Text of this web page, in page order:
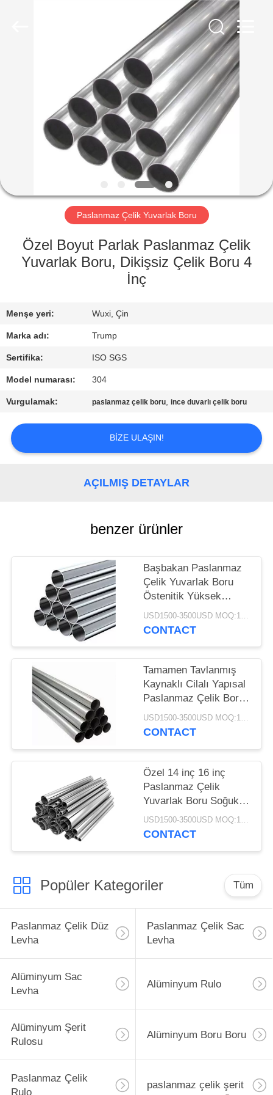
VIDEOLAR
HAKKIMIZDA
FABRIKA
TURU
BIZIMLE
İLETIŞIM
BIR
İSTE
POLICY
Paslanmaz Çelik Yuvarlak Boru
Özel Boyut Parlak Paslanmaz Çelik
Yuvarlak Boru, Dikişsiz Çelik Boru 4
İnç
Menşe yeri: Wuxi, Çin
Marka adı: Trump
Sertifika: ISO SGS
Model numarası: 304
Vurgulamak: paslanmaz çelik boru,ince duvarlı çelik boru
BIZE ULAŞIN!
AÇILMIŞ DETAYLAR
benzer ürünler
Başbakan Paslanmaz
Çelik Yuvarlak Boru
Östenitik Yüksek
Sıcaklık Oksidasyonu
Direnir
USD1500-3500USD MOQ:1 TON
CONTACT
Tamamen Tavlanmış
Kaynaklı Cilalı Yapısal
Paslanmaz Çelik Boru
Sıcak Soğuk
Şekillendirme
USD1500-3500USD MOQ:1 TON
CONTACT
Özel 14 inç 16 inç
Paslanmaz Çelik
Yuvarlak Boru Soğuk
Haddelenmiş
Endüstriyel Sınıf
USD1500-3500USD MOQ:1 TON
CONTACT
Popüler Kategoriler Tüm
Paslanmaz Çelik Düz
Levha
Paslanmaz Çelik Sac
Levha
Alüminyum Sac
Levha
Alüminyum Rulo
Alüminyum Şerit
Rulosu
Alüminyum Boru Boru
Paslanmaz Çelik
Rulo
paslanmaz çelik şerit